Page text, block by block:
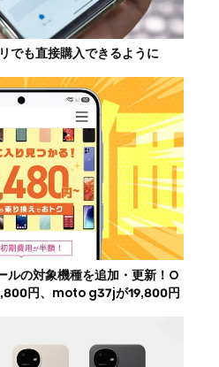
も直接購入できるように
の対象機種を追加・更新！O
円、moto g37jが19,800円